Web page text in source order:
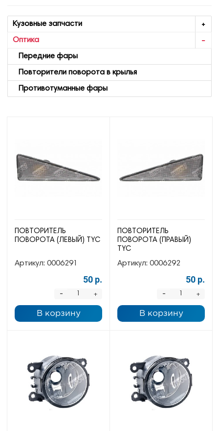
Кузовные запчасти
Оптика
Передние фары
Повторители поворота в крылья
Противотуманные фары
ПОВТОРИТЕЛЬ
ПОВОРОТА (ЛЕВЫЙ) TYC
Артикул: 0006291
50 р.
+
-
В корзину
ПОВТОРИТЕЛЬ
ПОВОРОТА (ПРАВЫЙ)
TYC
Артикул: 0006292
50 р.
+
-
В корзину